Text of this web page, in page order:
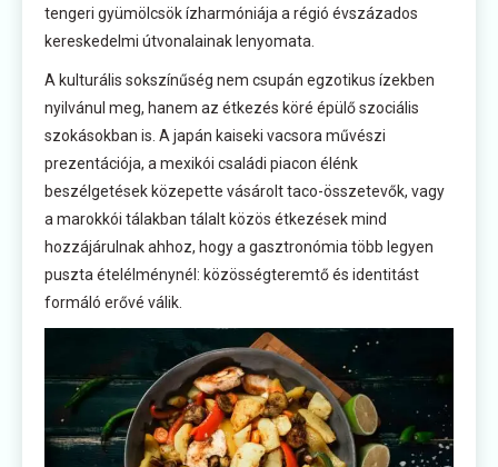
tengeri gyümölcsök ízharmóniája a régió évszázados
kereskedelmi útvonalainak lenyomata.
A kulturális sokszínűség nem csupán egzotikus ízekben
nyilvánul meg, hanem az étkezés köré épülő szociális
szokásokban is. A japán kaiseki vacsora művészi
prezentációja, a mexikói családi piacon élénk
beszélgetések közepette vásárolt taco-összetevők, vagy
a marokkói tálakban tálalt közös étkezések mind
hozzájárulnak ahhoz, hogy a gasztronómia több legyen
puszta ételélménynél: közösségteremtő és identitást
formáló erővé válik.